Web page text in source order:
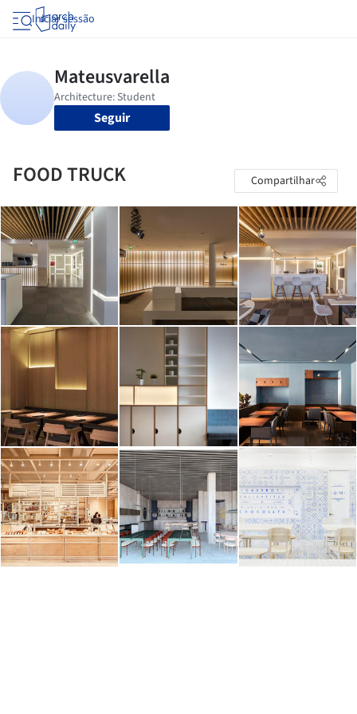
Iniciar sessão
Seguir
FOOD TRUCK Compartilhar